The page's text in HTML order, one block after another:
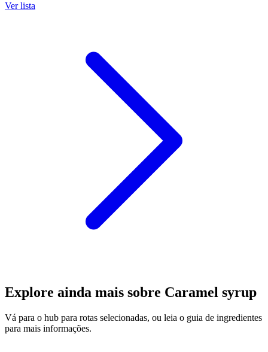
Ver lista
Explore ainda mais sobre Caramel syrup
Vá para o hub para rotas selecionadas, ou leia o guia de ingredientes
para mais informações.